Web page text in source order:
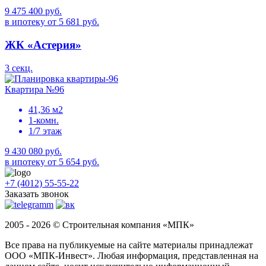
9 475 400 руб.
в ипотеку от 5 681 руб.
ЖК «Астерия»
3 секц.
Квартира №96
41,36 м2
1-комн.
1/7 этаж
9 430 080 руб.
в ипотеку от 5 654 руб.
+7 (4012) 55-55-22
Заказать звонок
2005 - 2026 © Строительная компания «МПК»
Все права на публикуемые на сайте материалы принадлежат
ООО «МПК-Инвест». Любая информация, представленная на